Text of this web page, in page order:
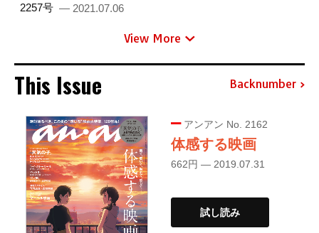
2257号 — 2021.07.06
View More
This Issue Backnumber
アンアン No. 2162
体感する映画
662円 — 2019.07.31
試し読み